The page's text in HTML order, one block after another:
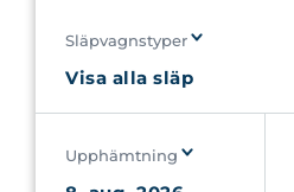
Släpvagnstyper
Upphämtning